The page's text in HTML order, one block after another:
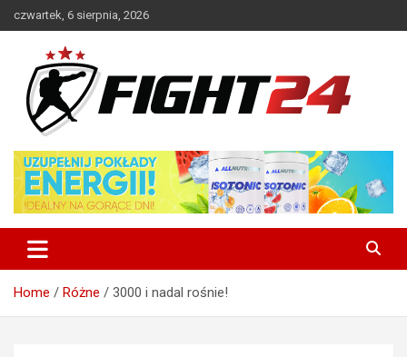
to
czwartek, 6 sierpnia, 2026
FIGHT24.PL – MMA i K-1, UFC
Home Różne 3000 i nadal rośnie!